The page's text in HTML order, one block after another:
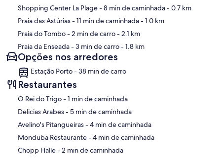
Shopping Center La Plage- 8 min de caminhada- 0.7 km
Praia das Astúrias- 11 min de caminhada- 1.0 km
Praia do Tombo- 2 min de carro- 2.1 km
Praia da Enseada- 3 min de carro- 1.8 km
Opções nos arredores
Estação Porto - 38 min de carro
Restaurantes
‪O Rei do Trigo - ‬1 min de caminhada
‪Delicias Arabes - ‬5 min de caminhada
‪Avelino's Pitangueiras - ‬4 min de caminhada
‪Monduba Restaurante - ‬4 min de caminhada
‪Chopp Halle - ‬2 min de caminhada